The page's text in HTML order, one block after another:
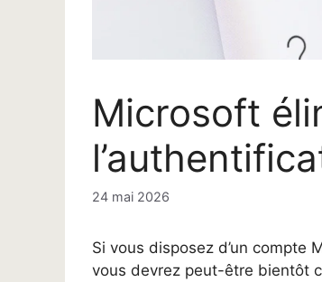
Microsoft
24 mai 2026
Si vous disposez d’un compte
vous devrez peut-être bientôt